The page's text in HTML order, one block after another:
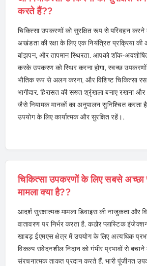
करते हैं??
चिकित्सा उपकरणों को सुरक्षित रूप से परिवहन
अखंडता की रक्षा के लिए एक नियंत्रित प्रक्रिया की
बांझपन, और तापमान स्थिरता. आपको शॉक-
करके उपकरण को स्थिर करना होगा, स्वच्छ
भौतिक रूप से अलग करना, और विशिष्ट चिकित्सा
भागीदार. हिरासत की सख्त श्रृंखला बनाए रखना
जैसे नियामक मानकों का अनुपालन सुनिश्चित करता
उपयोग के लिए कार्यात्मक और सुरक्षित रहें।.
चिकित्सा उपकरणों के लिए सबसे अच्छा
मामला क्या है??
आदर्श सुरक्षात्मक मामला डिवाइस की नाजुकता और
वातावरण पर निर्भर करता है. कठोर प्लास्टिक
खाबड़ ईएमएस क्षेत्र में उपयोग के लिए अत्यधिक
विकल्प संवेदनशील निदान को गंभीर प्रभावों से
संरचनात्मक ताकत प्रदान करते हैं. भारी पूंजीगत